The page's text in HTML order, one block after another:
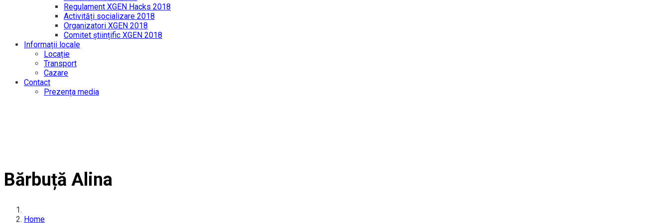
Regulament XGEN Hacks 2018
Activități socializare 2018
Organizatori XGEN 2018
Comitet științific XGEN 2018
Informații locale
Locație
Transport
Cazare
Contact
Prezența media
Bărbuță Alina
Home